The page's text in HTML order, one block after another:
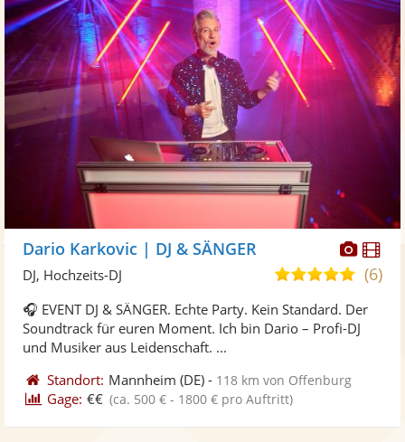
Fotos
Dario Karkovic | DJ & SÄNGER
5,0
5
Sternen
(6)
DJ, Hochzeits-DJ
🎧 EVENT DJ & SÄNGER. Echte Party. Kein Standard. Der
Soundtrack für euren Moment. Ich bin Dario – Profi-DJ
und Musiker aus Leidenschaft. ...
Standort: Mannheim (DE) - 118 km von Offenburg
Gage: €€ (ca. 500 € - 1800 € pro Auftritt)